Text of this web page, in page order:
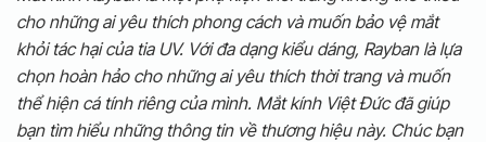
cho những ai yêu thích phong cách và muốn bảo vệ mắt
khỏi tác hại của tia UV. Với đa dạng kiểu dáng, Rayban là lựa
chọn hoàn hảo cho những ai yêu thích thời trang và muốn
thể hiện cá tính riêng của mình. Mắt kính Việt Đức đã giúp
bạn tìm hiểu những thông tin về thương hiệu này. Chúc bạn